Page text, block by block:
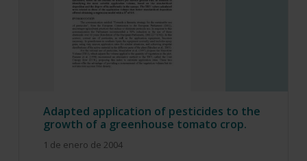
Adapted application of pesticides to the
growth of a greenhouse tomato crop.
1 de enero de 2004